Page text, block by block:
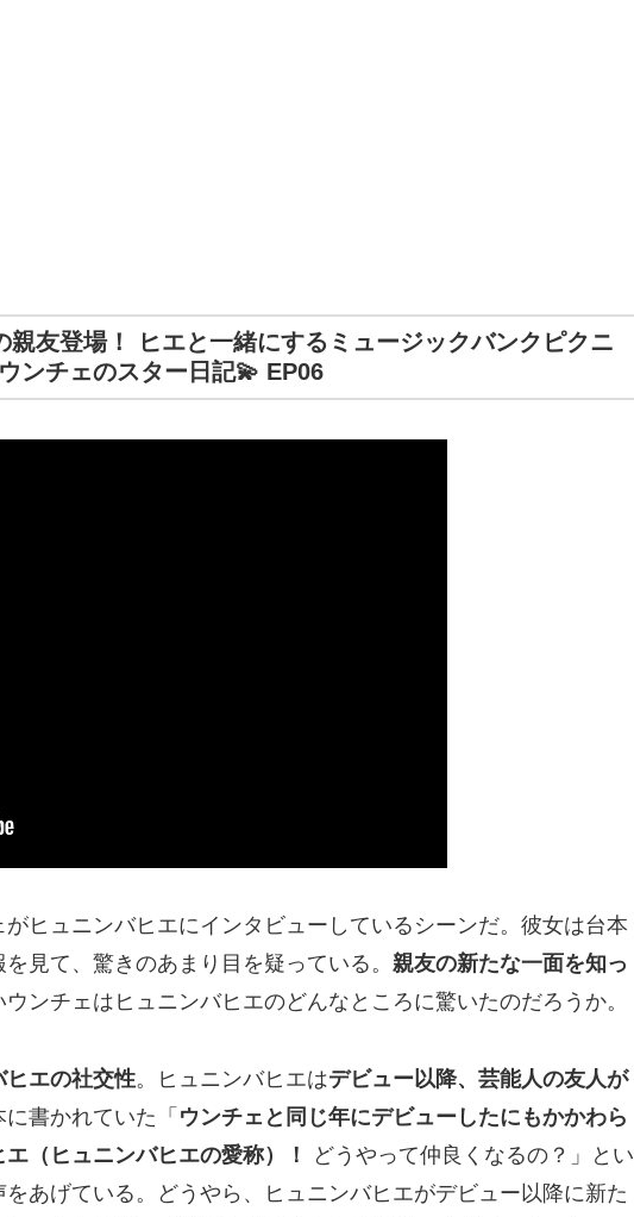
友登場！ ヒエと一緒にするミュージックバンクピクニ
ンチェのスター日記💫 EP06
ヒュニンバヒエにインタビューしているシーンだ。彼女は台本
見て、驚きのあまり目を疑っている。 親友の新たな一面を知っ
ウンチェはヒュニンバヒエのどんなところに驚いたのだろうか。
ヒエの社交性。ヒュニンバヒエはデビュー以降、芸能人の友人が
書かれていた「 ウンチェと同じ年にデビューしたにもかかわら
（ヒュニンバヒエの愛称）！
どうやって仲良くなるの？」とい
あげている。どうやら、ヒュニンバヒエがデビュー以降に新た